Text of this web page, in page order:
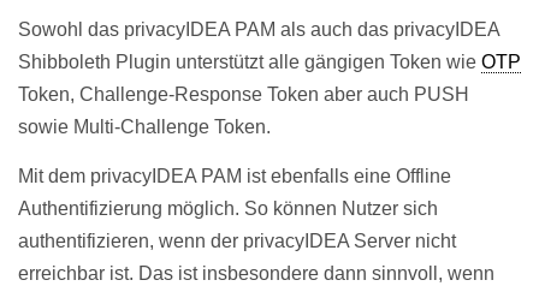
Sowohl das privacyIDEA PAM als auch das privacyIDEA
Shibboleth Plugin unterstützt alle gängigen Token wie OTP
Token, Challenge-Response Token aber auch PUSH
sowie Multi-Challenge Token.
Mit dem privacyIDEA PAM ist ebenfalls eine Offline
Authentifizierung möglich. So können Nutzer sich
authentifizieren, wenn der privacyIDEA Server nicht
erreichbar ist. Das ist insbesondere dann sinnvoll, wenn